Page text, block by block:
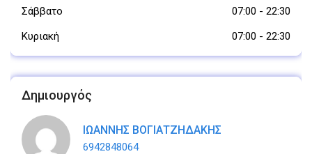
Σάββατο 07:00 - 22:30
Κυριακή
07:00 - 22:30
Δημιουργός
ΙΩΑΝΝΗΣ ΒΟΓΙΑΤΖΗΔΑΚΗΣ
6942848064